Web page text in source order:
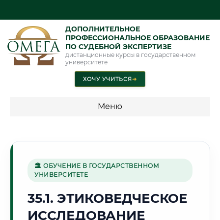
ДОПОЛНИТЕЛЬНОЕ
ПРОФЕССИОНАЛЬНОЕ ОБРАЗОВАНИЕ
ПО СУДЕБНОЙ ЭКСПЕРТИЗЕ
дистанционные курсы в государственном
университете
ХОЧУ УЧИТЬСЯ➜
Меню
специальности"
Стоимость по программам обучения "Судебная экспертиза"
Стоимость по программам обучения "Экспертиза"
🏛 ОБУЧЕНИЕ В ГОСУДАРСТВЕННОМ
УНИВЕРСИТЕТЕ
35.1. ЭТИКОВЕДЧЕСКОЕ
ИССЛЕДОВАНИЕ